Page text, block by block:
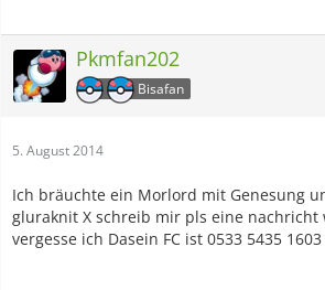
Wesen: Mäßig
Fähigkeit: Panzerhaut(VF)
ZA: erdkräfte
DV: 31/xx/31/32/31/31
bekommst was aus meinen basar
Pkmfan202
Bisafan
5. August 2014
Ich bräuchte ein Morlord mit Genesung
gluraknit X schreib mir pls eine nachricht
vergesse ich Dasein FC ist 0533 5435 1603